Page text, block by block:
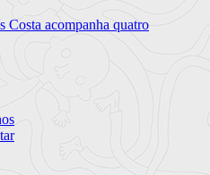
Costa acompanha quatro